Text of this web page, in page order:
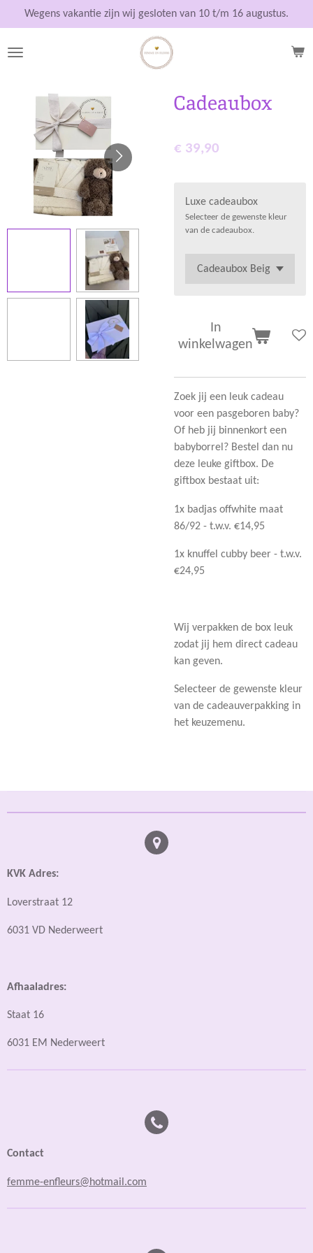
direct
naar
Wegens vakantie zijn wij gesloten van 10 t/m 16 augustus.
Cadeaubox
€ 39,90
Luxe cadeaubox
Selecteer de gewenste kleur
van de cadeaubox.
In
winkelwagen
Zoek jij een leuk cadeau
voor een pasgeboren baby?
Of heb jij binnenkort een
babyborrel? Bestel dan nu
deze leuke giftbox. De
giftbox bestaat uit:
1x badjas offwhite maat
86/92 - t.w.v. €14,95
1x knuffel cubby beer - t.w.v.
€24,95
Wij verpakken de box leuk
zodat jij hem direct cadeau
kan geven.
Selecteer de gewenste kleur
van de cadeauverpakking in
het keuzemenu.
KVK Adres:
Loverstraat 12
6031 VD Nederweert
Afhaaladres:
Staat 16
6031 EM Nederweert
Contact
femme-enfleurs@hotmail.com